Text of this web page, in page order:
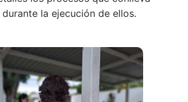
la ejecución de ellos.